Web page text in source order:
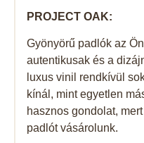
PROJECT OAK:
Gyönyörű padlók az
autentikusak és a
luxus vinil rendkívül
kínál, mint egyetlen
hasznos gondolat,
padlót vásárolunk.